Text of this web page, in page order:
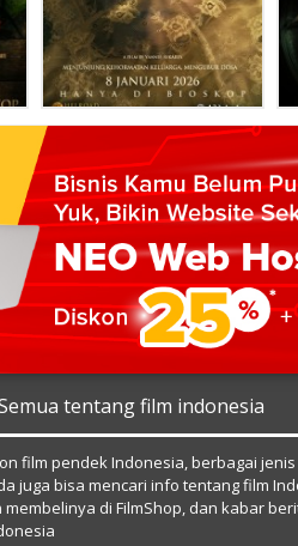
tentang film indonesia
film pendek Indonesia, berbagai
juga bisa mencari info tentang film
di FilmShop, dan kabar